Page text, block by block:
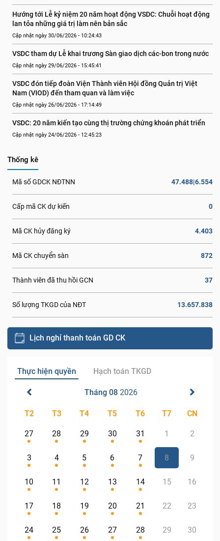
Hướng tới Lễ kỷ niệm 20 năm hoạt động VSDC: Chuỗi hoạt động
lan tỏa những giá trị làm nên bản sắc
Cập nhật ngày 30/06/2026 - 10:24:43
VSDC tham dự Lễ khai trương Sàn giao dịch các-bon trong nước
Cập nhật ngày 29/06/2026 - 15:45:41
VSDC đón tiếp đoàn Viện Thành viên Hội đồng Quản trị Việt
Nam (VIOD) đến tham quan và làm việc
Cập nhật ngày 26/06/2026 - 17:14:49
VSDC: 20 năm kiến tạo cùng thị trường chứng khoán phát triển
Cập nhật ngày 24/06/2026 - 12:45:23
Thống kê
Mã số GDCK NĐTNN 47.488|6.554
Cấp mã CK dự kiến 0
Mã CK hủy đăng ký 4.403
Mã CK chuyển sàn 872
Thành viên đã thu hồi GCN 37
Số lượng TKGD của NĐT 13.657.838
Lịch nghỉ thanh toán GD CK
Thực hiện quyền Hạch toán TKGD
Tháng 08 2026
T2 T3 T4 T5 T6 T7 CN
27 28 29 30 31 1 2
3 4 5 6 7 8 9
10 11 12 13 14 15 16
17 18 19 20 21 22 23
24 25 26 27 28 29 30